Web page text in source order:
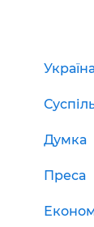
Думка
Преса